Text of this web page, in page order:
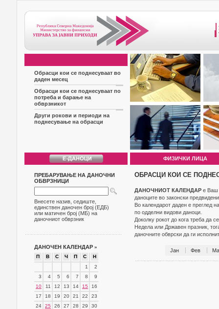
Обрасци кои се поднесуваат во
даден месец
Обрасци кои се поднесуваат по
потреба и барање на
обврзникот
Други рокови и периоди на
поднесување на обрасци
ФИЗИЧКИ ЛИЦА
ПРЕБАРУВАЊЕ НА ДАНОЧНИ
ОБВРЗНИЦИ
Внесете назив, седиште,
единствен даночен број (ЕДБ)
или матичен број (МБ) на
даночниот обврзник
ДАНОЧЕН КАЛЕНДАР »
П В С Ч П С
Н
1
2
3
4 5 6 7 8
9
10
11 12 13 14 15
16
17
18 19 20 21 22
23
24
25 26 27 28 29
30
ОБРАСЦИ КОИ СЕ
ДАНОЧНИОТ КАЛЕНДАР е Ваш
даноците во законски
Во календарот даден е преглед
по одделни видови даноци.
Доколку рокот до кога треба да
Недела или Државен празник,
даночните обврски да ги
Јан Фев